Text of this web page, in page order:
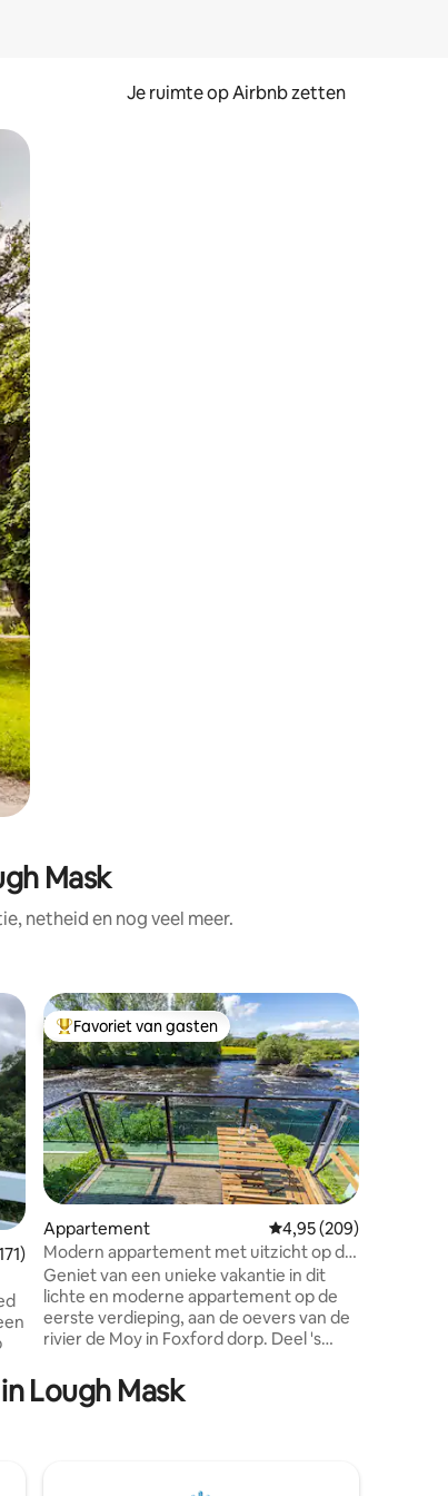
Je ruimte op Airbnb zetten
Mask
netheid en nog veel meer.
beoordeling van 4,83 uit 5, 171 recensies
Topfavoriet van gasten
Favoriet van gasten
Appartement Gemiddelde
4,95 (209)
Modern appartement met uitzicht op de
rivier de Moy, Foxford
Geniet van een unieke vakantie in dit
lichte en moderne appartement op de
eerste verdieping, aan de oevers van de
rivier de Moy in Foxford dorp. Deel 's
rivier of bekijk de stroomversnellingen
door de glazen wand van de woonkamer.
tweepersoonsslaapkamers, twee
Lough Mask